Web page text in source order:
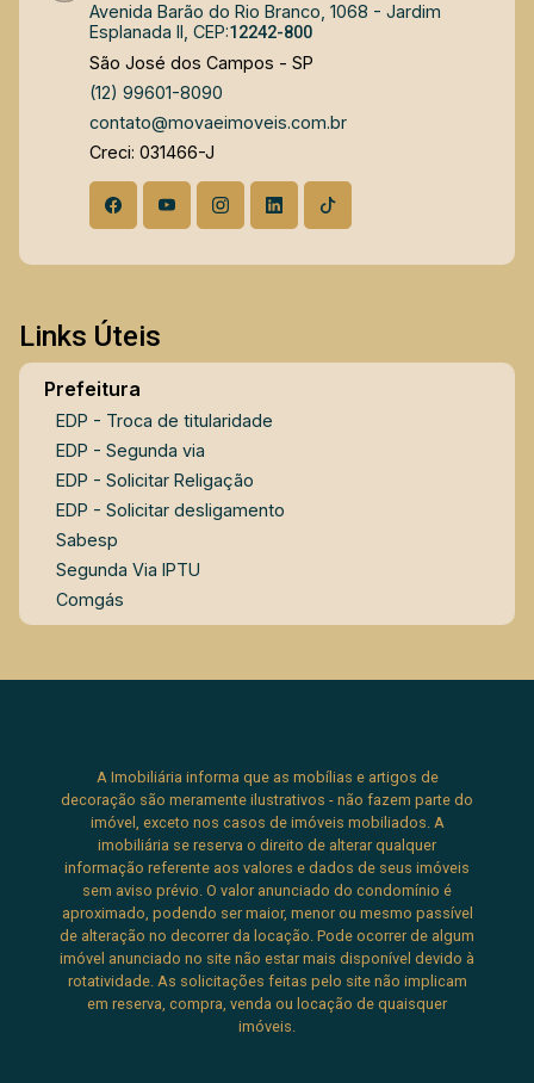
busca um imóvel moderno, bem localizado e
pronto para morar. Entre em contato para mais
informações e agendamento de visita.
Avenida Barão do Rio Branco, 1068 - Jardim
Esplanada II, CEP:12242-800
São José dos Campos - SP
(12) 99601-8090
contato@movaeimoveis.com.br
Creci: 031466-J
Links Úteis
Prefeitura
EDP - Troca de titularidade
EDP - Segunda via
EDP - Solicitar Religação
EDP - Solicitar desligamento
Sabesp
Segunda Via IPTU
Comgás
A Imobiliária informa que as mobílias e artigos de
decoração são meramente ilustrativos - não fazem parte do
imóvel, exceto nos casos de imóveis mobiliados. A
imobiliária se reserva o direito de alterar qualquer
informação referente aos valores e dados de seus imóveis
sem aviso prévio. O valor anunciado do condomínio é
aproximado, podendo ser maior, menor ou mesmo passível
de alteração no decorrer da locação. Pode ocorrer de algum
imóvel anunciado no site não estar mais disponível devido à
rotatividade. As solicitações feitas pelo site não implicam
em reserva, compra, venda ou locação de quaisquer
imóveis.